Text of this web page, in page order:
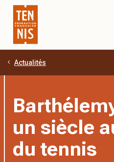
Aller au contenu principal
Actualités
un siècle
du tennis